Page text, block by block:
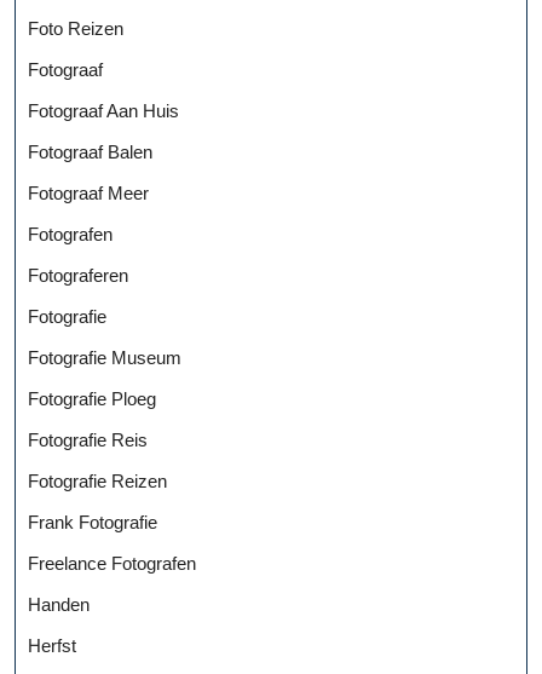
Foto Reizen
Fotograaf
Fotograaf Aan Huis
Fotograaf Balen
Fotograaf Meer
Fotografen
Fotograferen
Fotografie
Fotografie Museum
Fotografie Ploeg
Fotografie Reis
Fotografie Reizen
Frank Fotografie
Freelance Fotografen
Handen
Herfst